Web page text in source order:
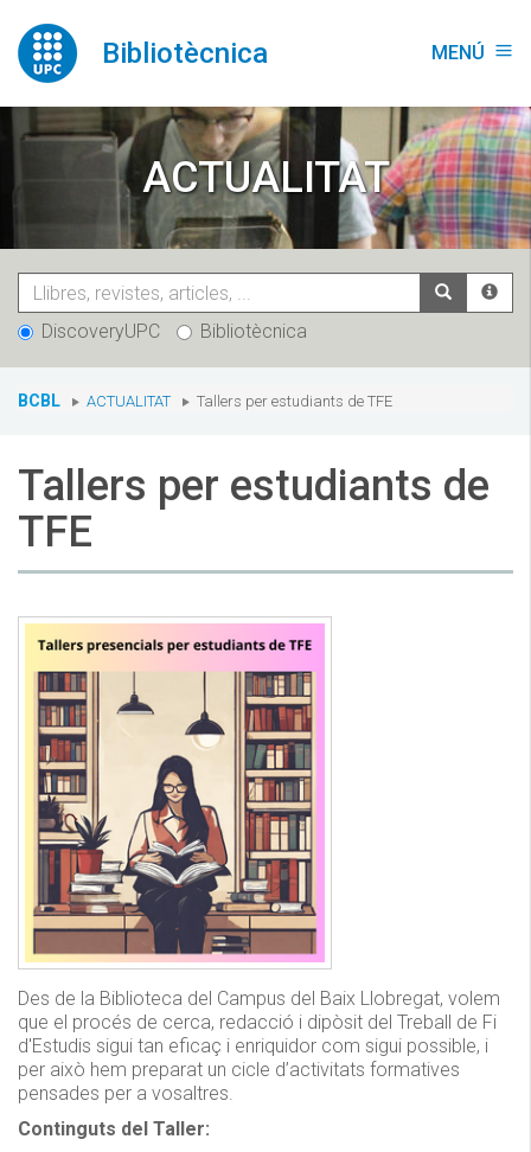
contingut
Bibliotècnica MENÚ menu
ACTUALITAT
DiscoveryUPC Bibliotècnica
You
BCBL ACTUALITAT Tallers per estudiants de TFE
Tallers per estudiants de
TFE
Des de la Biblioteca del Campus del Baix Llobregat, volem
que el procés de cerca, redacció i dipòsit del Treball de Fi
d'Estudis sigui tan eficaç i enriquidor com sigui possible, i
per això hem preparat un cicle d’activitats formatives
pensades per a vosaltres.
Continguts del Taller: